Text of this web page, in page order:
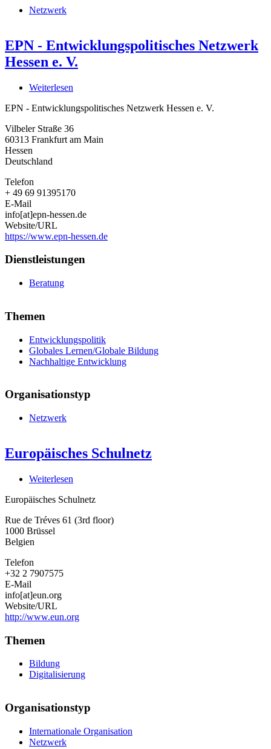
Netzwerk
EPN - Entwicklungspolitisches Netzwerk
Hessen e. V.
Weiterlesen
-
Netzwerk
Hessen
EPN - Entwicklungspolitisches Netzwerk Hessen e. V.
Vilbeler Straße 36
60313 Frankfurt am Main
Hessen
Deutschland
Telefon
+ 49 69 91395170
E-Mail
info[at]epn-hessen.de
Website/URL
https://www.epn-hessen.de
Dienstleistungen
Beratung
Themen
Entwicklungspolitik
Globales Lernen/Globale Bildung
Nachhaltige Entwicklung
Organisationstyp
Netzwerk
Europäisches Schulnetz
Weiterlesen
Schulnetz
Europäisches Schulnetz
Rue de Tréves 61 (3rd floor)
1000 Brüssel
Belgien
Telefon
+32 2 7907575
E-Mail
info[at]eun.org
Website/URL
http://www.eun.org
Themen
Bildung
Digitalisierung
Organisationstyp
Internationale Organisation
Netzwerk